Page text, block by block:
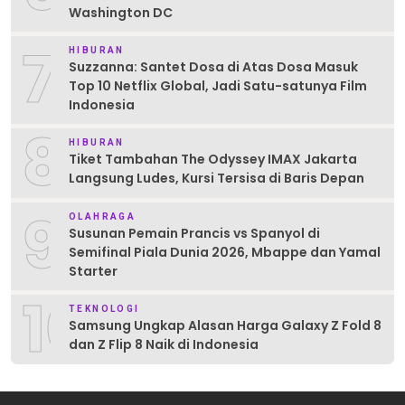
Washington DC
7 HIBURAN
Suzzanna: Santet Dosa di Atas Dosa Masuk
Top 10 Netflix Global, Jadi Satu-satunya Film
Indonesia
8 HIBURAN
Tiket Tambahan The Odyssey IMAX Jakarta
Langsung Ludes, Kursi Tersisa di Baris Depan
9 OLAHRAGA
Susunan Pemain Prancis vs Spanyol di
Semifinal Piala Dunia 2026, Mbappe dan Yamal
Starter
10TEKNOLOGI
Samsung Ungkap Alasan Harga Galaxy Z Fold 8
dan Z Flip 8 Naik di Indonesia